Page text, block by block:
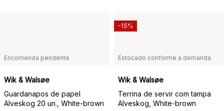
Encomenda pendente
Wik & Walsøe
Guardanapos de papel
Alveskog 20 un., White-brown
Estocado conforme a demanda
Wik & Walsøe
Terrina de servir com tampa
Alveskog, White-brown
-15%